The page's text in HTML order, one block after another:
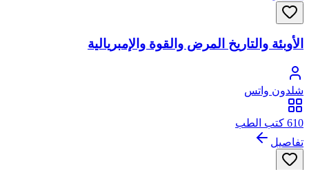
الأوبئة والتاريخ المرض والقوة والإمبريالية
شلدون واتس
610 كتب الطب
تفاصيل